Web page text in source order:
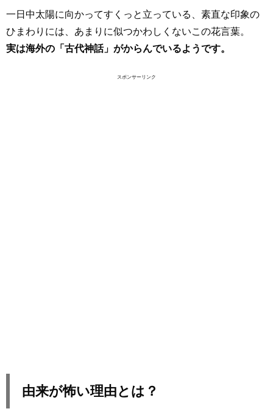
一日中太陽に向かってすくっと立っている、素直な印象の
ひまわりには、あまりに似つかわしくないこの花言葉。
実は海外の「古代神話」がからんでいるようです。
スポンサーリンク
由来が怖い理由とは？